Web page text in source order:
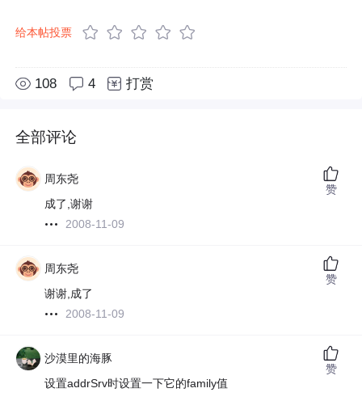
给本帖投票
108 4 打赏
全部评论
周东尧
成了,谢谢
2008-11-09
赞
周东尧
谢谢,成了
2008-11-09
赞
沙漠里的海豚
设置addrSrv时设置一下它的family值
赞